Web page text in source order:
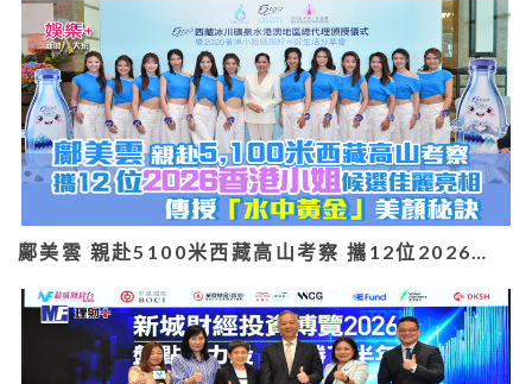
鄺美雲 親赴5100米西藏高山考察 攜12位2026…